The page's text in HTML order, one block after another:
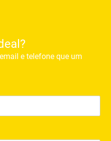
e telefone que um